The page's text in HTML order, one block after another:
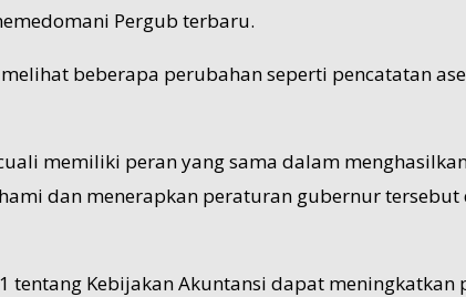
Pergub terbaru.
beberapa perubahan seperti pencatatan
memiliki peran yang sama dalam
dan menerapkan peraturan gubernur
tentang Kebijakan Akuntansi dapat